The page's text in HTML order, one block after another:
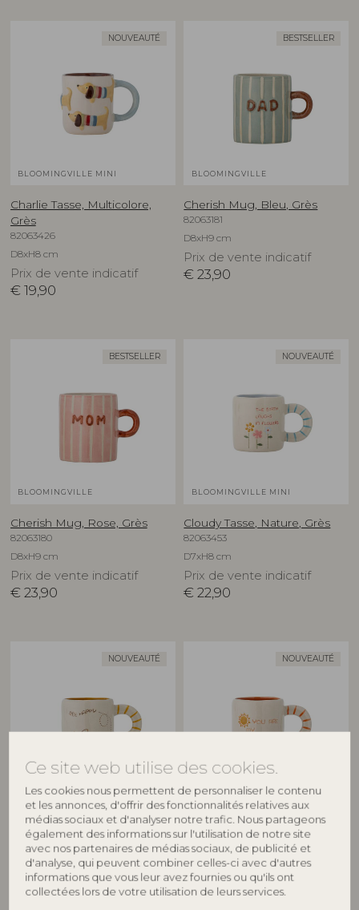
Ce site web utilise des cookies.
Les cookies nous permettent de personnaliser le contenu
et les annonces, d'offrir des fonctionnalités relatives aux
médias sociaux et d'analyser notre trafic. Nous partageons
également des informations sur l'utilisation de notre site
avec nos partenaires de médias sociaux, de publicité et
d'analyse, qui peuvent combiner celles-ci avec d'autres
informations que vous leur avez fournies ou qu'ils ont
collectées lors de votre utilisation de leurs services.
NOUVEAUTÉ
BLOOMINGVILLE MINI
Charlie Tasse, Multicolore,
Grès
82063426
D8xH8 cm
Prix de vente indicatif
€ 19,90
BESTSELLER
BLOOMINGVILLE
Cherish Mug, Bleu, Grès
82063181
D8xH9 cm
Prix de vente indicatif
€ 23,90
BESTSELLER
BLOOMINGVILLE
Cherish Mug, Rose, Grès
82063180
D8xH9 cm
Prix de vente indicatif
€ 23,90
NOUVEAUTÉ
BLOOMINGVILLE MINI
Cloudy Tasse, Nature, Grès
82063453
D7xH8 cm
Prix de vente indicatif
€ 22,90
NOUVEAUTÉ
BLOOMINGVILLE MINI
Cloudy Tasse, Nature, Grès
82063454
D7xH8 cm
Prix de vente indicatif
22,90
NOUVEAUTÉ
BLOOMINGVILLE MINI
Cloudy Tasse, Nature, Grès
82063455
D7xH8 cm
Prix de vente indicatif
€ 22,90